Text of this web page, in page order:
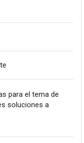
para el tema de
soluciones a